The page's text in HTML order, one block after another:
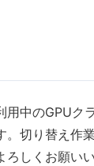
用中のGPUク
。切り替え作
ろしくお願い